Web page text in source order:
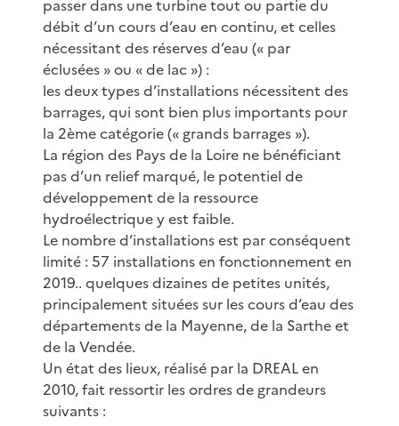
passer dans une turbine tout ou partie du
débit d’un cours d’eau en continu, et celles
nécessitant des réserves d’eau (« par
éclusées » ou « de lac ») :
les deux types d’installations nécessitent des
barrages, qui sont bien plus importants pour
la 2ème catégorie (« grands barrages »).
La région des Pays de la Loire ne bénéficiant
pas d’un relief marqué, le potentiel de
développement de la ressource
hydroélectrique y est faible.
Le nombre d’installations est par conséquent
limité : 57 installations en fonctionnement en
2019.. quelques dizaines de petites unités,
principalement situées sur les cours d’eau des
départements de la Mayenne, de la Sarthe et
de la Vendée.
Un état des lieux, réalisé par la DREAL en
2010, fait ressortir les ordres de grandeurs
suivants :